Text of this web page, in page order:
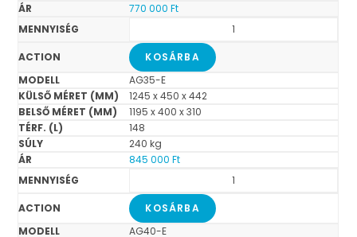
770 000Ft
KOSÁRBA
AG35-E
1245 x 450 x 442
1195 x 400 x 310
148
240 kg
845 000Ft
KOSÁRBA
AG40-E